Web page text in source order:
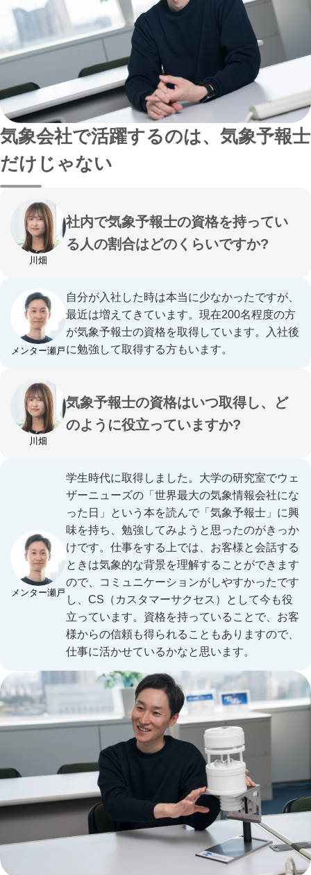
気象会社で活躍するのは、気象予報士
だけじゃない
川畑
社内で気象予報士の資格を持ってい
る人の割合はどのくらいですか?
メンター瀬戸
自分が入社した時は本当に少なかったですが、
最近は増えてきています。現在200名程度の方
が気象予報士の資格を取得しています。入社後
に勉強して取得する方もいます。
川畑
気象予報士の資格はいつ取得し、ど
のように役立っていますか?
メンター瀬戸
学生時代に取得しました。大学の研究室でウェ
ザーニューズの「世界最大の気象情報会社にな
った日」という本を読んで「気象予報士」に興
味を持ち、勉強してみようと思ったのがきっか
けです。仕事をする上では、お客様と会話する
ときは気象的な背景を理解することができます
ので、コミュニケーションがしやすかったです
し、CS（カスタマーサクセス）として今も役
立っています。資格を持っていることで、お客
様からの信頼も得られることもありますので、
仕事に活かせているかなと思います。